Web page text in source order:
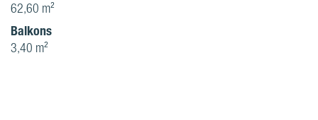
62,60 m²
Balkons
3,40 m²